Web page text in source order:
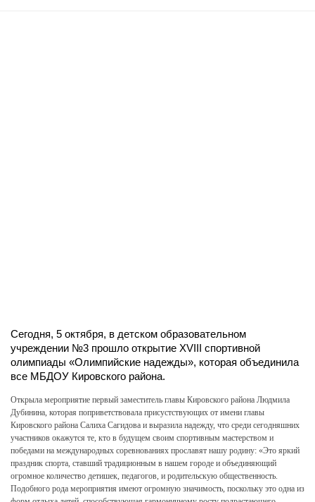
Сегодня, 5 октября, в детском образовательном
учреждении №3 прошло открытие XVIII спортивной
олимпиады «Олимпийские надежды», которая объединила
все МБДОУ Кировского района.
Открыла мероприятие первый заместитель главы Кировского района Людмила
Дубинина, которая поприветствовала присустствующих от имени главы
Кировского района Салиха Сагидова и выразила надежду, что среди сегодняшних
участников окажутся те, кто в будущем своим спортивным мастерством и
победами на международных соревнованиях прославят нашу родину: «Это яркий
праздник спорта, ставший традиционным в нашем городе и объединяющий
огромное количество детишек, педагогов, и родительскую общественность.
Подобного рода мероприятия имеют огромную значимость, поскольку это одна из